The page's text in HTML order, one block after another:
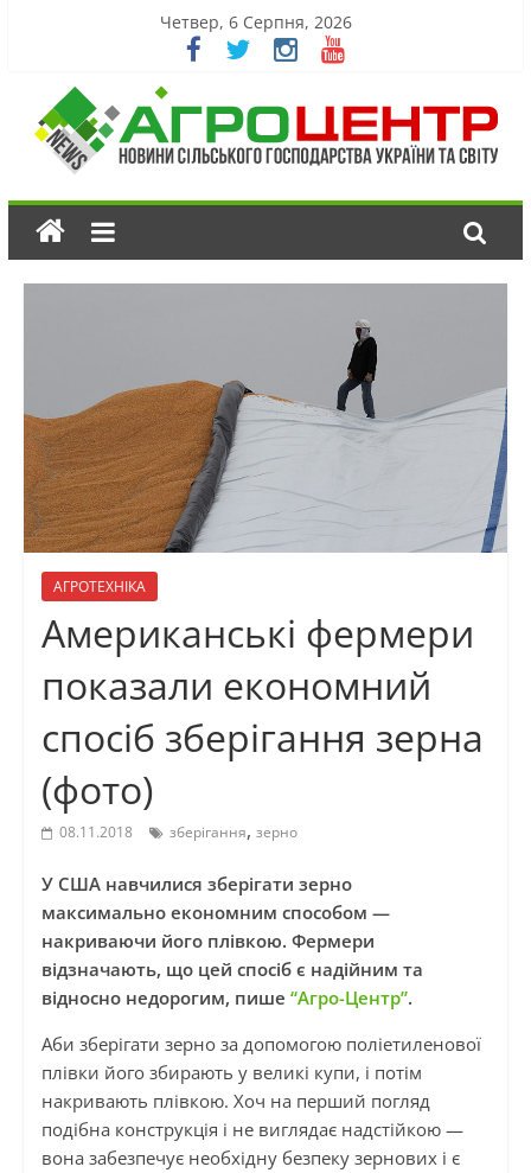
Четвер, 6 Серпня, 2026
АГРОТЕХНІКА
Американські фермери
показали економний
спосіб зберігання зерна
(фото)
08.11.2018 зберігання, зерно
У США навчилися зберігати зерно
максимально економним способом —
накриваючи його плівкою. Фермери
відзначають, що цей спосіб є надійним та
відносно недорогим, пише “Агро-Центр”.
Аби зберігати зерно за допомогою поліетиленової
плівки його збирають у великі купи, і потім
накривають плівкою. Хоч на перший погляд
подібна конструкція і не виглядає надстійкою —
вона забезпечує необхідну безпеку зернових і є